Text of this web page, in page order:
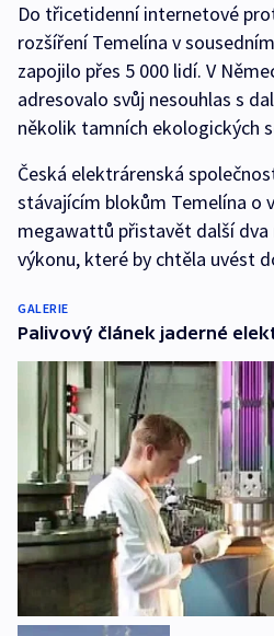
Do třicetidenní internetové
rozšíření Temelína v
zapojilo přes 5 000 lidí. V
adresovalo svůj nesouhlas s
několik tamních ekologických
Česká elektrárenská
stávajícím blokům Temelína o
megawattů přistavět další
výkonu, které by chtěla uvést
GALERIE
Palivový článek jaderné